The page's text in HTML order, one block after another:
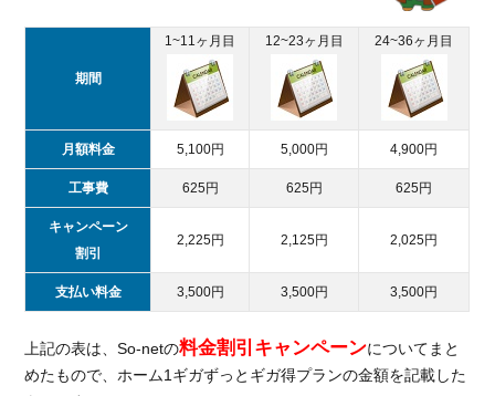
期間
1~11ヶ月目 12~23ヶ月目 24~36ヶ月目
月額料金 5,100円 5,000円 4,900円
工事費 625円 625円 625円
キャンペーン
割引
2,225円 2,125円 2,025円
支払い料金 3,500円 3,500円 3,500円
上記の表は、So-netの料金割引キャンペーンについてまと
めたもので、ホーム1ギガずっとギガ得プランの金額を記載した